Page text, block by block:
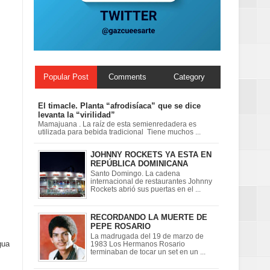
Popular Post Comments Category
El timacle. Planta “afrodisíaca” que se dice
levanta la “virilidad”
Mamajuana . La raíz de esta semienredadera es
utilizada para bebida tradicional Tiene muchos ...
JOHNNY ROCKETS YA ESTA EN
REPÚBLICA DOMINICANA
Santo Domingo. La cadena
internacional de restaurantes Johnny
Rockets abrió sus puertas en el ...
RECORDANDO LA MUERTE DE
PEPE ROSARIO
La madrugada del 19 de marzo de
1983 Los Hermanos Rosario
terminaban de tocar un set en un ...